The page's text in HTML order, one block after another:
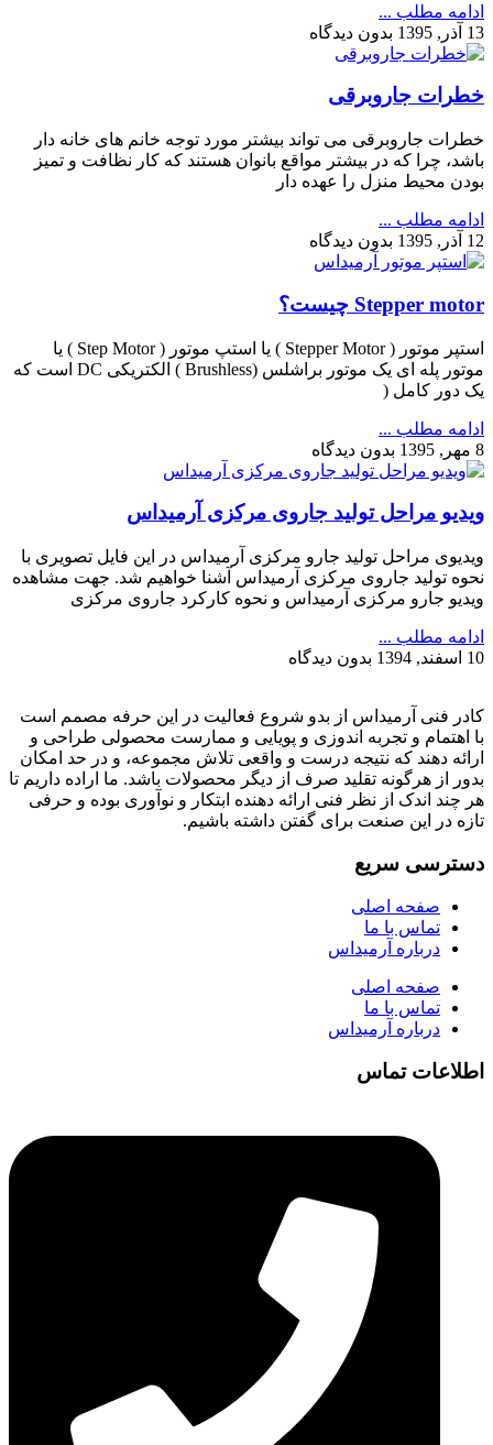
ادامه مطلب ...
13 آذر, 1395
بدون دیدگاه
خطرات جاروبرقی
خطرات جاروبرقی می تواند بیشتر مورد توجه خانم های خانه دار
باشد، چرا که در بیشتر مواقع بانوان هستند که کار نظافت و تمیز
بودن محیط منزل را عهده دار
ادامه مطلب ...
12 آذر, 1395
بدون دیدگاه
Stepper motor چیست؟
استپر موتور ( Stepper Motor ) یا استپ موتور ( Step Motor ) یا
موتور پله ای یک موتور براشلس (Brushless ) الکتریکی DC است که
یک دور کامل (
ادامه مطلب ...
8 مهر, 1395
بدون دیدگاه
ویدیو مراحل تولید جاروی مرکزی آرمیداس
ویدیوی مراحل تولید جارو مرکزی آرمیداس در این فایل تصویری با
نحوه تولید جاروی مرکزی آرمیداس آشنا خواهیم شد. جهت مشاهده
ویدیو جارو مرکزی آرمیداس و نحوه کارکرد جاروی مرکزی
ادامه مطلب ...
10 اسفند, 1394
بدون دیدگاه
کادر فنی آرمیداس از بدو شروع فعالیت در این حرفه مصمم است
با اهتمام و تجربه اندوزی و پویایی و ممارست محصولی طراحی و
ارائه دهند که نتیجه درست و واقعی تلاش مجموعه، و در حد امکان
بدور از هرگونه تقلید صرف از دیگر محصولات باشد. ما اراده داریم تا
هر چند اندک از نظر فنی ارائه دهنده ابتکار و نوآوری بوده و حرفی
تازه در این صنعت برای گفتن داشته باشیم.
دسترسی سریع
صفحه اصلی
تماس با ما
درباره آرمیداس
صفحه اصلی
تماس با ما
درباره آرمیداس
اطلاعات تماس